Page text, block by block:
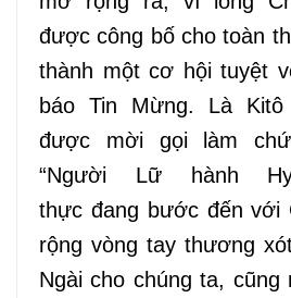
đượccông bốcho toàn
thành một cơ hội tuyệt
báo Tin Mừng. Là Kitô
được mời gọi làm
“Người Lữ hành
thực đang bước đến với
rộng vòng tay thương
Ngài cho chúng ta, cũng